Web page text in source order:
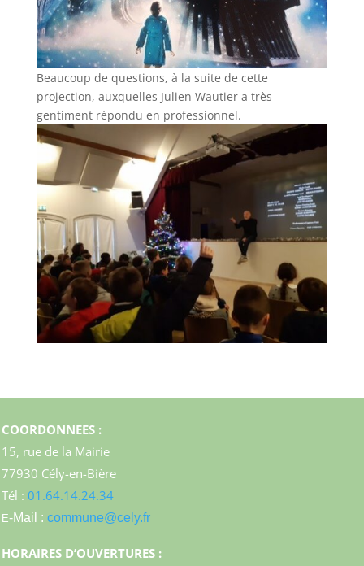
Beaucoup de questions, à la suite de cette
projection, auxquelles Julien Wautier a très
gentiment répondu en professionnel.
COORDONNEES :
15, rue de la Mairie
77930 Cély-en-Bière
Tél :01.64.14.24.34
E-Mail :commune@cely.fr
HORAIRES D’OUVERTURES :